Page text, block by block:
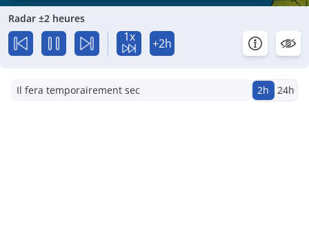
Radar ±2 heures
1x +2h
Il fera temporairement sec 2h 24h